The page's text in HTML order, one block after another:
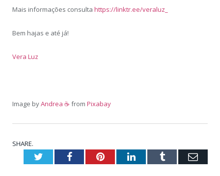
Mais informações consulta https://linktr.ee/veraluz_
Bem hajas e até já!
Vera Luz
Image byAndrea ☕ from Pixabay
SHARE.
TwitterFacebookPinterestLinkedInTumblr